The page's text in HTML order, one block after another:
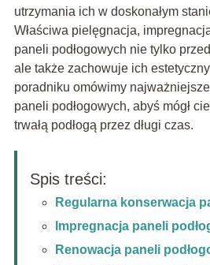
utrzymania ich w doskonałym
Właściwa pielęgnacja,
paneli podłogowych nie tylko
ale także zachowuje ich
poradniku omówimy
paneli podłogowych, abyś mógł
trwałą podłogą przez długi czas.
Spis treści:
Regularna konserwacja
Impregnacja paneli
Renowacja paneli